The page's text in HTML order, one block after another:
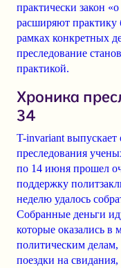
практически закон
расширяют практику
рамках конкретных
преследование
практикой.
Хроника
34
T-invariant
преследования
по 14 июня прошел
поддержку
неделю удалось
Собранные деньги
которые оказались в
политическим
поездки на